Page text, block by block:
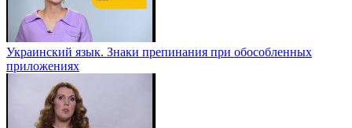
Украинский язык. Знаки препинания при обособленных
приложениях